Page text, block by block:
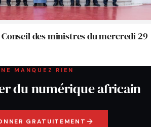
des ministres du mercredi 29
NE MANQUEZ RIEN
du numérique africain
GRATUITEMENT